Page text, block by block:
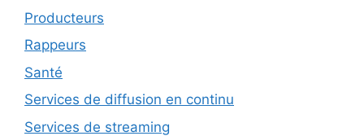
Producteurs
Rappeurs
Santé
Services de diffusion en continu
Services de streaming